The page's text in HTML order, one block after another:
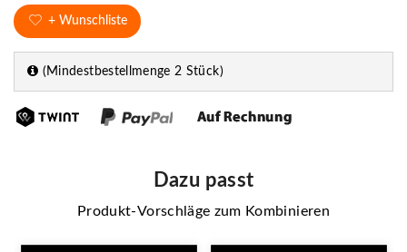
+ Wunschliste
(Mindestbestellmenge 2 Stück)
Dazu passt
Produkt-Vorschläge zum Kombinieren